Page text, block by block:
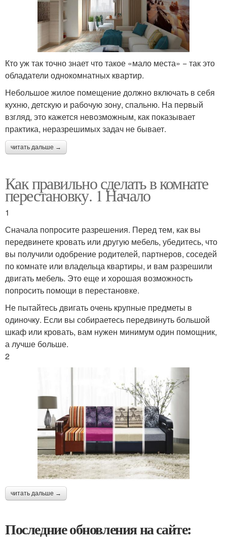
Кто уж так точно знает что такое «мало места» − так это
обладатели однокомнатных квартир.
Небольшое жилое помещение должно включать в себя
кухню, детскую и рабочую зону, спальню. На первый
взгляд, это кажется невозможным, как показывает
практика, неразрешимых задач не бывает.
читать дальше →
Как правильно сделать в комнате
перестановку. 1 Начало
1
Сначала попросите разрешения. Перед тем, как вы
передвинете кровать или другую мебель, убедитесь, что
вы получили одобрение родителей, партнеров, соседей
по комнате или владельца квартиры, и вам разрешили
двигать мебель. Это еще и хорошая возможность
попросить помощи в перестановке.
Не пытайтесь двигать очень крупные предметы в
одиночку. Если вы собираетесь передвинуть большой
шкаф или кровать, вам нужен минимум один помощник,
а лучше больше.
2
читать дальше →
Последние обновления на сайте: